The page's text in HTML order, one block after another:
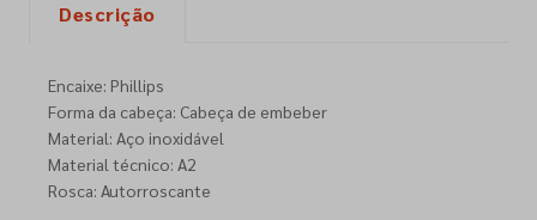
Descrição
Encaixe: Phillips
Forma da cabeça: Cabeça de embeber
Material: Aço inoxidável
Material técnico: A2
Rosca: Autorroscante